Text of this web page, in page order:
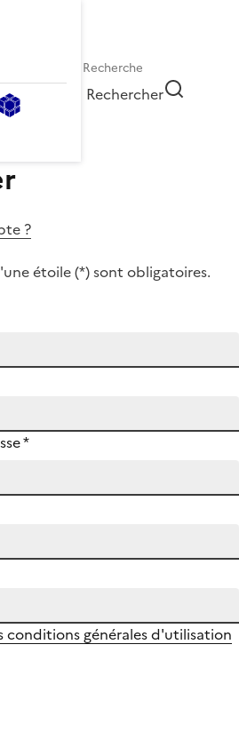
Rechercher
?
étoile (*) sont obligatoires.
*
conditions générales d'utilisation